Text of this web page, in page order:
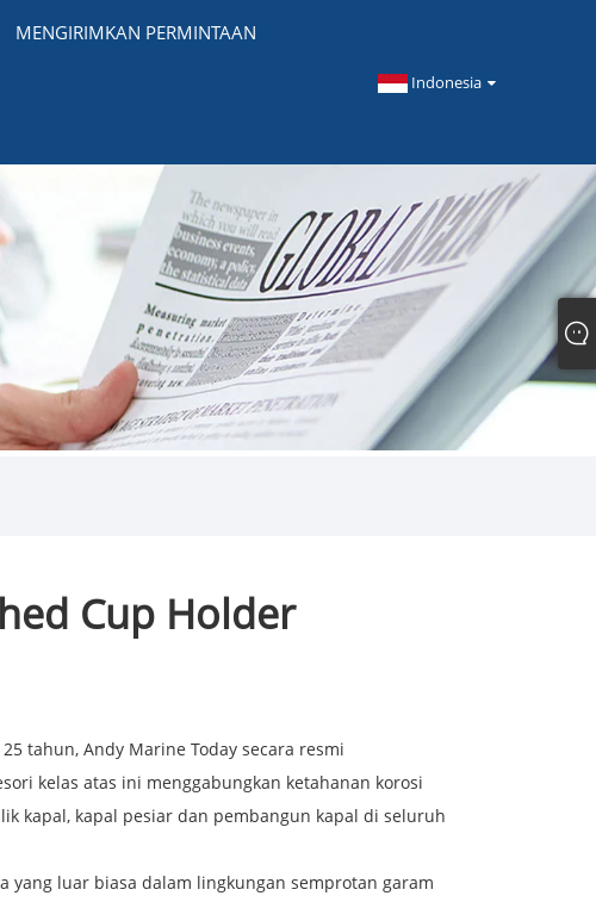
MENGIRIMKAN PERMINTAAN
Indonesia
Cup Holder
tahun, Andy Marine Today secara resmi
kelas atas ini menggabungkan ketahanan korosi
kapal, kapal pesiar dan pembangun kapal di seluruh
yang luar biasa dalam lingkungan semprotan garam